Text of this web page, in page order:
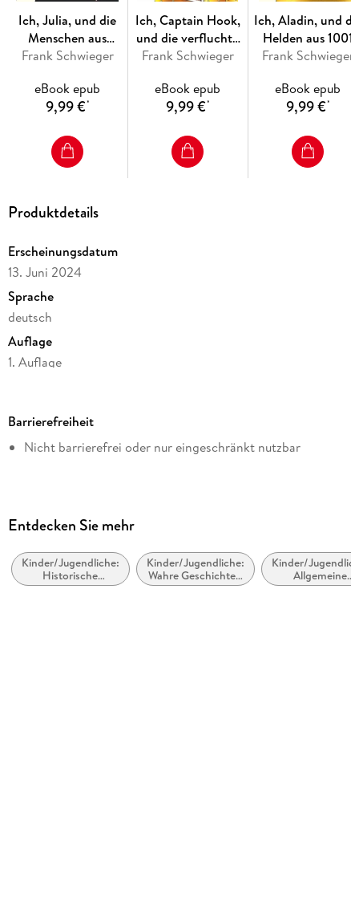
Ich, Julia, und die
Menschen aus
Pompeji
Frank Schwieger
eBook epub
9,99 €*
Ich, Captain Hook,
und die verfluchte
Schatzinsel - Wilde
Frank Schwieger
eBook epub
9,99 €*
Ich, Aladin, und
Helden aus 1001
Nacht - Live aus
Frank Schwieger
eBook epub
9,99 €*
Produktdetails
Erscheinungsdatum
13. Juni 2024
Sprache
deutsch
Auflage
1. Auflage
Dateigröße
11,53 MB
Reihe
Autor/Autorin
Frank Schwieger
Barrierefreiheit
Nicht barrierefrei oder nur eingeschränkt nutzbar
Entdecken Sie mehr
Kinder/Jugendliche:
Historische
Romane
Kinder/Jugendliche:
Wahre Geschichten
als Fiktion erzählt
Kinder/
Allgemeine
Interessen: